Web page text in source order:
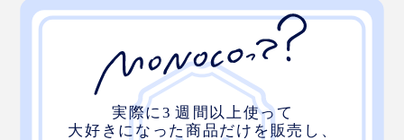
ふたを開ける瞬間から、ワクワク。華やかな色合いとお
いしさは、ワイン好きの方へのプレゼントにも最適。記